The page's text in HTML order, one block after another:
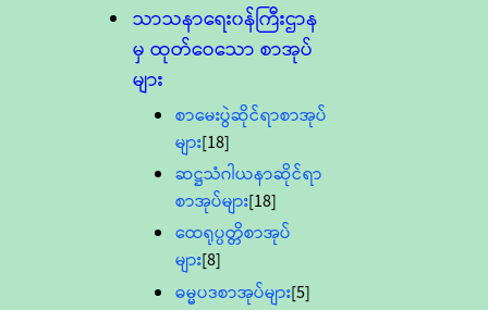
သာသနာရေး၀န်ကြီးဌာန
မှ ထုတ်ဝေသော စာအုပ်
များ
စာမေးပွဲဆိုင်ရာစာအုပ်
များ[18]
ဆဋ္ဌသံဂါယနာဆိုင်ရာ
စာအုပ်များ[18]
ထေရုပ္ပတ္တိစာအုပ်
များ[8]
ဓမ္မပဒစာအုပ်များ[5]